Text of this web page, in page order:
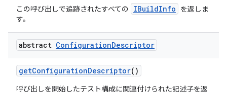
この呼び出しで追跡されたすべての IBuildInfo
を返しま
す。
abstract ConfigurationDescriptor
getConfigurationDescriptor()
呼び出しを開始したテスト構成に関連付けられた記述子を返